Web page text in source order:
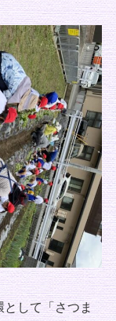
して「さつま